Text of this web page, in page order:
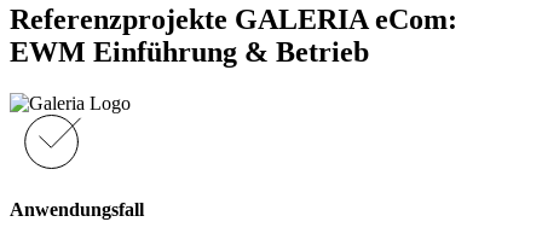
Referenzprojekte GALERIA eCom:
EWM Einführung & Betrieb
Anwendungsfall